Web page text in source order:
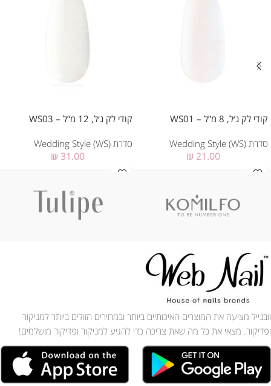
קודי לק ג׳ל, 8 מ”ל – WS01
סדרת Wedding Style (WS)
₪ 21.00
קודי לק ג׳ל, 12 מ”ל – WS03
סדרת Wedding Style (WS)
₪ 31.00
וובנייל מציעה את המוצרים האיכותיים ביותר ובמחירים הזולים ביותר למניקור
ופדיקור. מצאי את כל מה שאת צריכה כדי להגיע למניקור ופדיקור מושלמים!